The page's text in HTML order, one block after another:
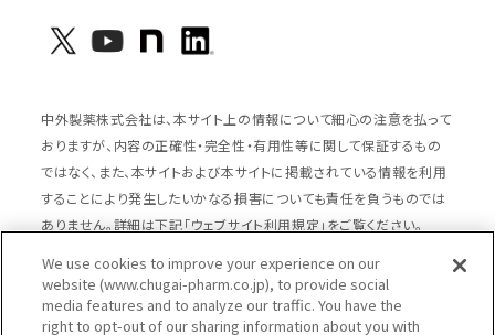
中外製薬株式会社は、本サイト上の情報について細心の注意を払って
おりますが、内容の正確性・完全性・有用性等に関して保証するもの
ではなく、また、本サイトおよび本サイトに掲載されている情報を利用
することにより発生したいかなる損害についても責任を負うものでは
ありません。詳細は下記「ウェブサイト利用規定」をご覧ください。
サイトマップ
ウェブサイト利用規定
We use cookies to improve your experience on our
website (www.chugai-pharm.co.jp), to provide social
media features and to analyze our traffic. You have the
right to opt-out of our sharing information about you with